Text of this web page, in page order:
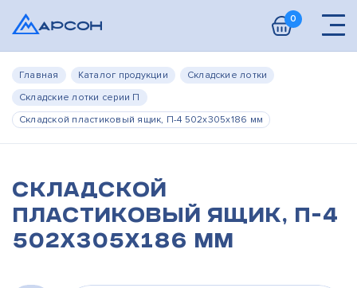
0
Главная Каталог продукции
Складские лотки
Складские лотки серии П
Складской пластиковый ящик, П-4 502х305х186 мм
Складской
пластиковый ящик, П-4
502х305х186 мм